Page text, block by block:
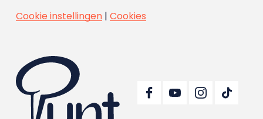
Cookie instellingen| Cookies